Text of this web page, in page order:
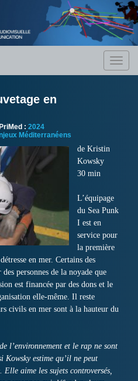
en
: 2024
Méditerranéens
de Kristin
Kowsky
30 min
L’équipage
du Sea Punk
I est en
service pour
la première
en mer. Certains des
personnes de la noyade que
est financée par des dons et le
elle-même. Il reste
civils en mer sont à la hauteur du
l’environnement et le rap ne sont
Kowsky estime qu’il ne peut
Elle aime les sujets controversés,